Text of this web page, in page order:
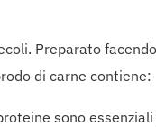
Preparato
di carne contiene:
sono